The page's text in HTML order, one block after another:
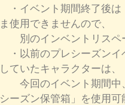
・イベント期間終了後は
ま使用できませんので、
別のインベントリスペ
・以前のプレシーズンイ
していたキャラクターは、
今回のイベント期間中
シーズン保管箱」を使用可